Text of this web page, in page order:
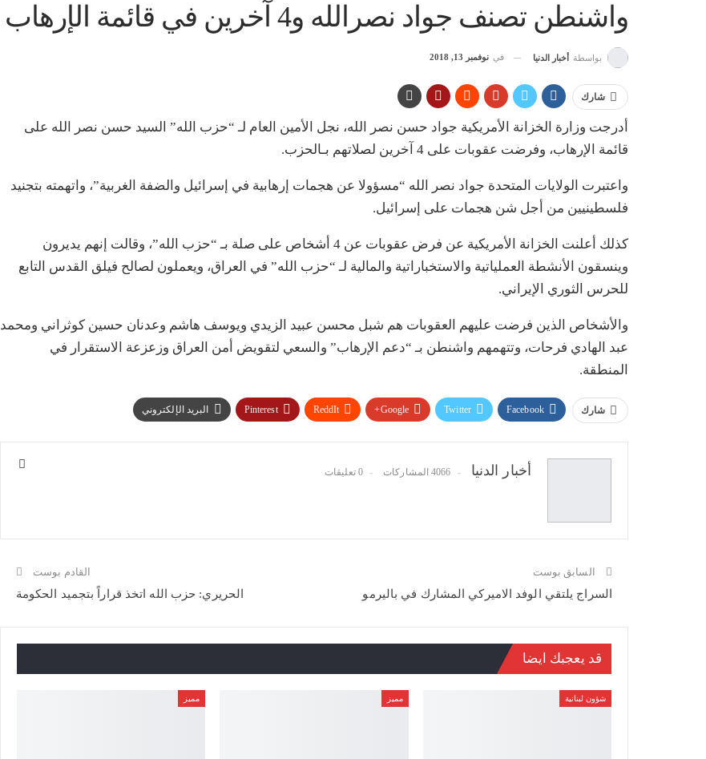
واشنطن تصنف جواد نصرالله و4 آخرين في قائمة الإرهاب
بواسطة أخبار الدنيا في نوفمبر 13, 2018
شارك
أدرجت وزارة الخزانة الأمريكية جواد حسن نصر الله، نجل الأمين العام لـ “حزب الله” السيد حسن نصر الله على
قائمة الإرهاب، وفرضت عقوبات على 4 آخرين لصلاتهم بـالحزب.
واعتبرت الولايات المتحدة جواد نصر الله “مسؤولا عن هجمات إرهابية في إسرائيل والضفة الغربية”، واتهمته بتجنيد
فلسطينيين من أجل شن هجمات على إسرائيل.
كذلك أعلنت الخزانة الأمريكية عن فرض عقوبات عن 4 أشخاص على صلة بـ “حزب الله”، وقالت إنهم يديرون
وينسقون الأنشطة العملياتية والاستخباراتية والمالية لـ “حزب الله” في العراق، ويعملون لصالح فيلق القدس التابع
للحرس الثوري الإيراني.
والأشخاص الذين فرضت عليهم العقوبات هم شبل محسن عبيد الزيدي ويوسف هاشم وعدنان حسين كوثراني ومحمد
عبد الهادي فرحات، وتتهمهم واشنطن بـ “دعم الإرهاب” والسعي لتقويض أمن العراق وزعزعة الاستقرار في
المنطقة.
شارك Facebook
Twitter
Google+
ReddIt
Pinterest البريد الإلكتروني
أخبار الدنيا 4066 المشاركات 0 تعليقات
السابق بوست
السراج يلتقي الوفد الاميركي المشارك في باليرمو
القادم بوست
الحريري: حزب الله اتخذ قراراً بتجميد الحكومة
قد يعجبك ايضا
شؤون لبنانية مميز مميز